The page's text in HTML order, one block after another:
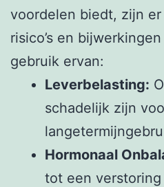
voordelen biedt, zijn
risico’s en
gebruik ervan:
Leverbelasting:
schadelijk zijn
Hormonaal
tot een